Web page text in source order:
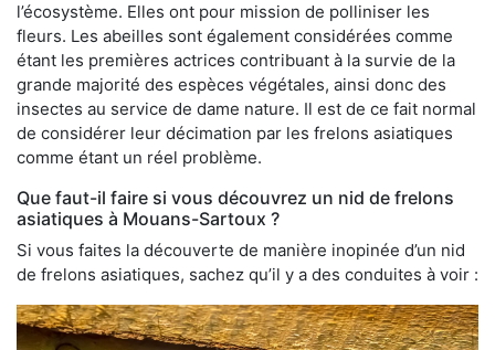
l’écosystème. Elles ont pour mission de polliniser les
fleurs. Les abeilles sont également considérées comme
étant les premières actrices contribuant à la survie de la
grande majorité des espèces végétales, ainsi donc des
insectes au service de dame nature. Il est de ce fait normal
de considérer leur décimation par les frelons asiatiques
comme étant un réel problème.
Que faut-il faire si vous découvrez un nid de frelons
asiatiques à Mouans-Sartoux ?
Si vous faites la découverte de manière inopinée d’un nid
de frelons asiatiques, sachez qu’il y a des conduites à voir :